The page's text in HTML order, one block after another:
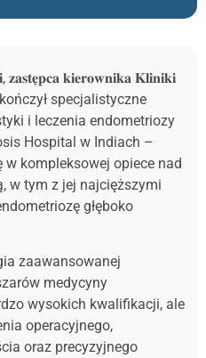
𝐤𝐢𝐞𝐫𝐨𝐰𝐧𝐢𝐤𝐚 𝐊𝐥𝐢𝐧𝐢𝐤𝐢
specjalistyczne
i leczenia endometriozy
Hospital w Indiach –
kompleksowej opiece nad
w tym z jej najcięższymi
głęboko
zaawansowanej
medycyny
wysokich kwalifikacji, ale
operacyjnego,
oraz precyzyjnego